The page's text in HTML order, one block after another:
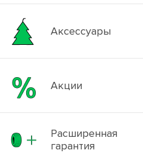
Аксессуары
Акции
Расширенная
гарантия